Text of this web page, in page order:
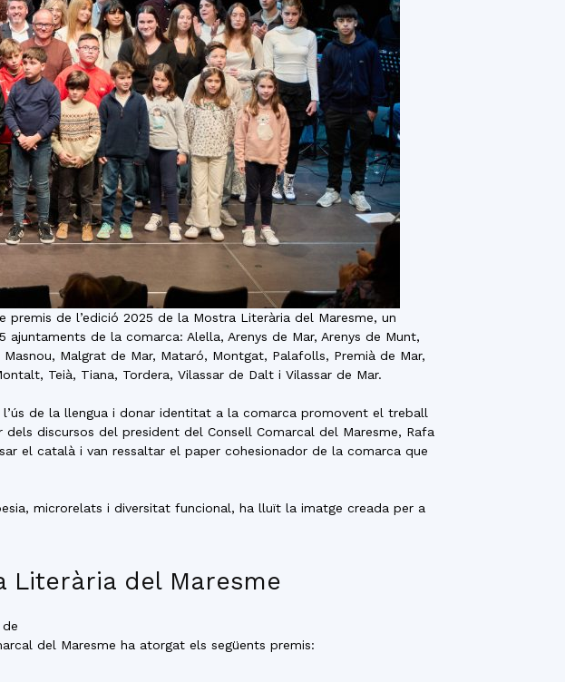
de l’edició 2025 de la Mostra Literària del Maresme, un
de la comarca: Alella, Arenys de Mar, Arenys de Munt,
Malgrat de Mar, Mataró, Montgat, Palafolls, Premià de Mar,
Teià, Tiana, Tordera, Vilassar de Dalt i Vilassar de Mar.
de la llengua i donar identitat a la comarca promovent el treball
discursos del president del Consell Comarcal del Maresme, Rafa
el català i van ressaltar el paper cohesionador de la comarca que
microrelats i diversitat funcional, ha lluït la imatge creada per a
Literària del Maresme
del Maresme ha atorgat els següents premis: